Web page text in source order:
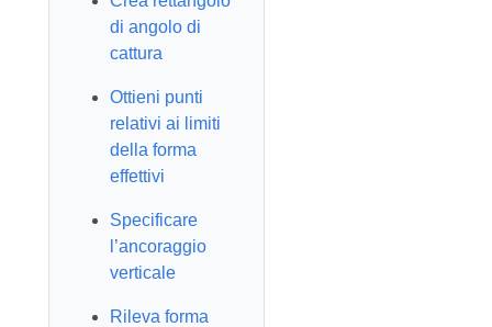
di angolo di
cattura
Ottieni punti
relativi ai limiti
della forma
effettivi
Specificare
l’ancoraggio
verticale
Rileva forma